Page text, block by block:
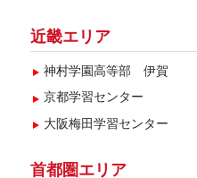
近畿エリア
神村学園高等部 伊賀
京都学習センター
大阪梅田学習センター
首都圏エリア